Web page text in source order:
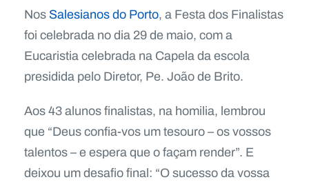
NosSalesianos do Porto, a Festa dos Finalistas
foi celebrada no dia 29 de maio, com a
Eucaristia celebrada na Capela da escola
presidida pelo Diretor, Pe. João de Brito.
Aos 43 alunos finalistas, na homilia, lembrou
que “Deus confia-vos um tesouro – os vossos
talentos – e espera que o façam render”. E
deixou um desafio final: “O sucesso da vossa